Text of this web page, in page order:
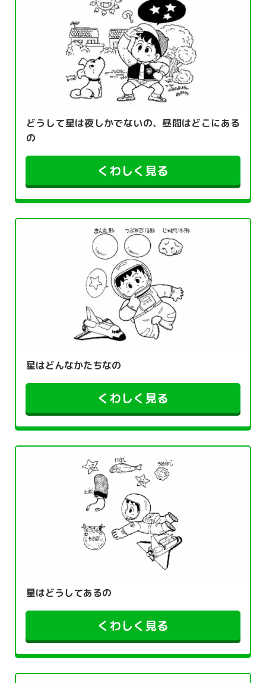
どうして星は夜しかでないの、昼間はどこにある
の
くわしく見る
星はどんなかたちなの
くわしく見る
星はどうしてあるの
くわしく見る